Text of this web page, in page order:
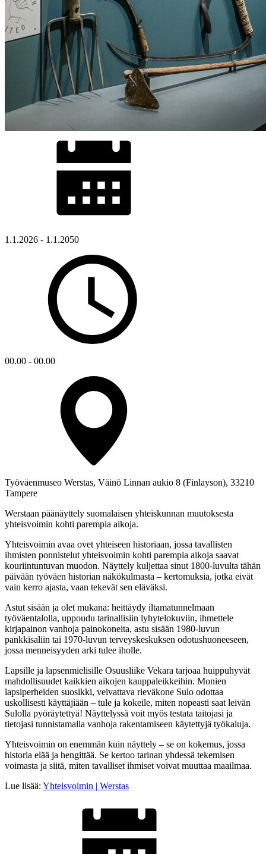
1.1.2026 - 1.1.2050
00.00 - 00.00
Työväenmuseo Werstas, Väinö Linnan aukio 8 (Finlayson), 33210
Tampere
Werstaan päänäyttely suomalaisen yhteiskunnan muutoksesta
yhteisvoimin kohti parempia aikoja.
Yhteisvoimin avaa ovet yhteiseen historiaan, jossa tavallisten
ihmisten ponnistelut yhteisvoimin kohti parempia aikoja saavat
kouriintuntuvan muodon. Näyttely kuljettaa sinut 1800-luvulta tähän
päivään työväen historian näkökulmasta – kertomuksia, jotka eivät
vain kerro ajasta, vaan tekevät sen eläväksi.
Astut sisään ja olet mukana: heittäydy iltamatunnelmaan
työväentalolla, uppoudu tarinallisiin lyhytelokuviin, ihmettele
kirjapainon vanhoja painokoneita, astu sisään 1980-luvun
pankkisaliin tai 1970-luvun terveyskeskuksen odotushuoneeseen,
jossa menneisyyden arki tulee iholle.
Lapsille ja lapsenmielisille Osuusliike Vekara tarjoaa huippuhyvät
mahdollisuudet kaikkien aikojen kauppaleikkeihin. Monien
lapsiperheiden suosikki, veivattava rieväkone Sulo odottaa
uskollisesti käyttäjiään – tule ja kokeile, miten nopeasti saat leivän
Sulolla pyöräytettyä! Näyttelyssä voit myös testata taitojasi ja
tietojasi tunnistamalla vanhoja rakentamiseen käytettyjä työkaluja.
Yhteisvoimin on enemmän kuin näyttely – se on kokemus, jossa
historia elää ja hengittää. Se kertoo tarinan yhdessä tekemisen
voimasta ja siitä, miten tavalliset ihmiset voivat muuttaa maailmaa.
Lue lisää: Yhteisvoimin | Werstas